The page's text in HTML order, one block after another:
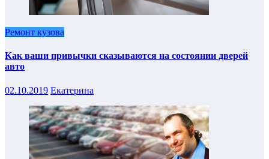
Ремонт кузова
Как ваши привычки сказываются на состоянии дверей
авто
02.10.2019 Екатерина